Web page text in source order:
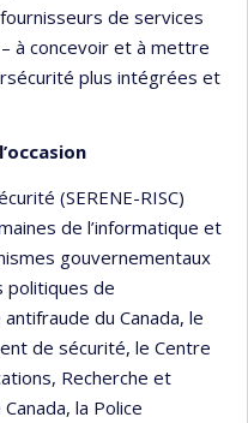
de services
à concevoir et à mettre
plus intégrées et
(SERENE-RISC)
de l’informatique et
gouvernementaux
de
du Canada, le
de sécurité, le Centre
Recherche et
la Police